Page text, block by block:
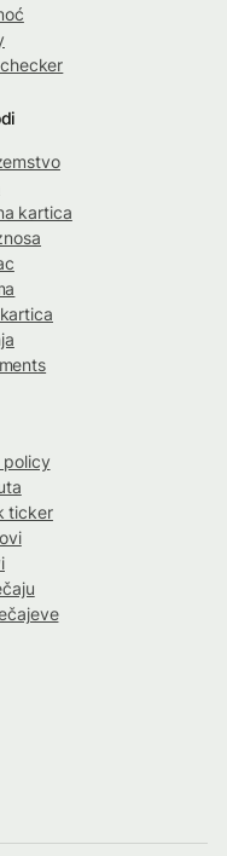
kartica
policy
ticker